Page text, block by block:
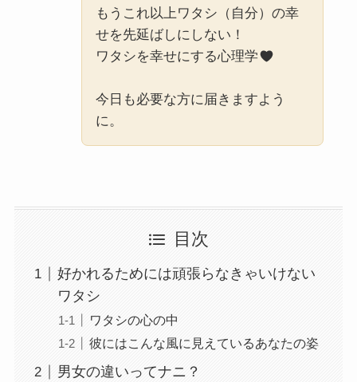
もうこれ以上ワタシ（自分）の幸
せを先延ばしにしない！
ワタシを幸せにする心理学
今日も必要な方に届きますよう
に。
目次
好かれるためには頑張らなきゃいけない
ワタシ
ワタシの心の中
彼にはこんな風に見えているあなたの姿
男女の違いってナニ？